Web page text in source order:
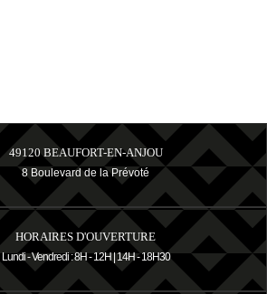
49120 BEAUFORT-EN-ANJOU
8 Boulevard de la Prévoté
HORAIRES D'OUVERTURE
Lundi - Vendredi : 8H - 12H | 14H - 18H30